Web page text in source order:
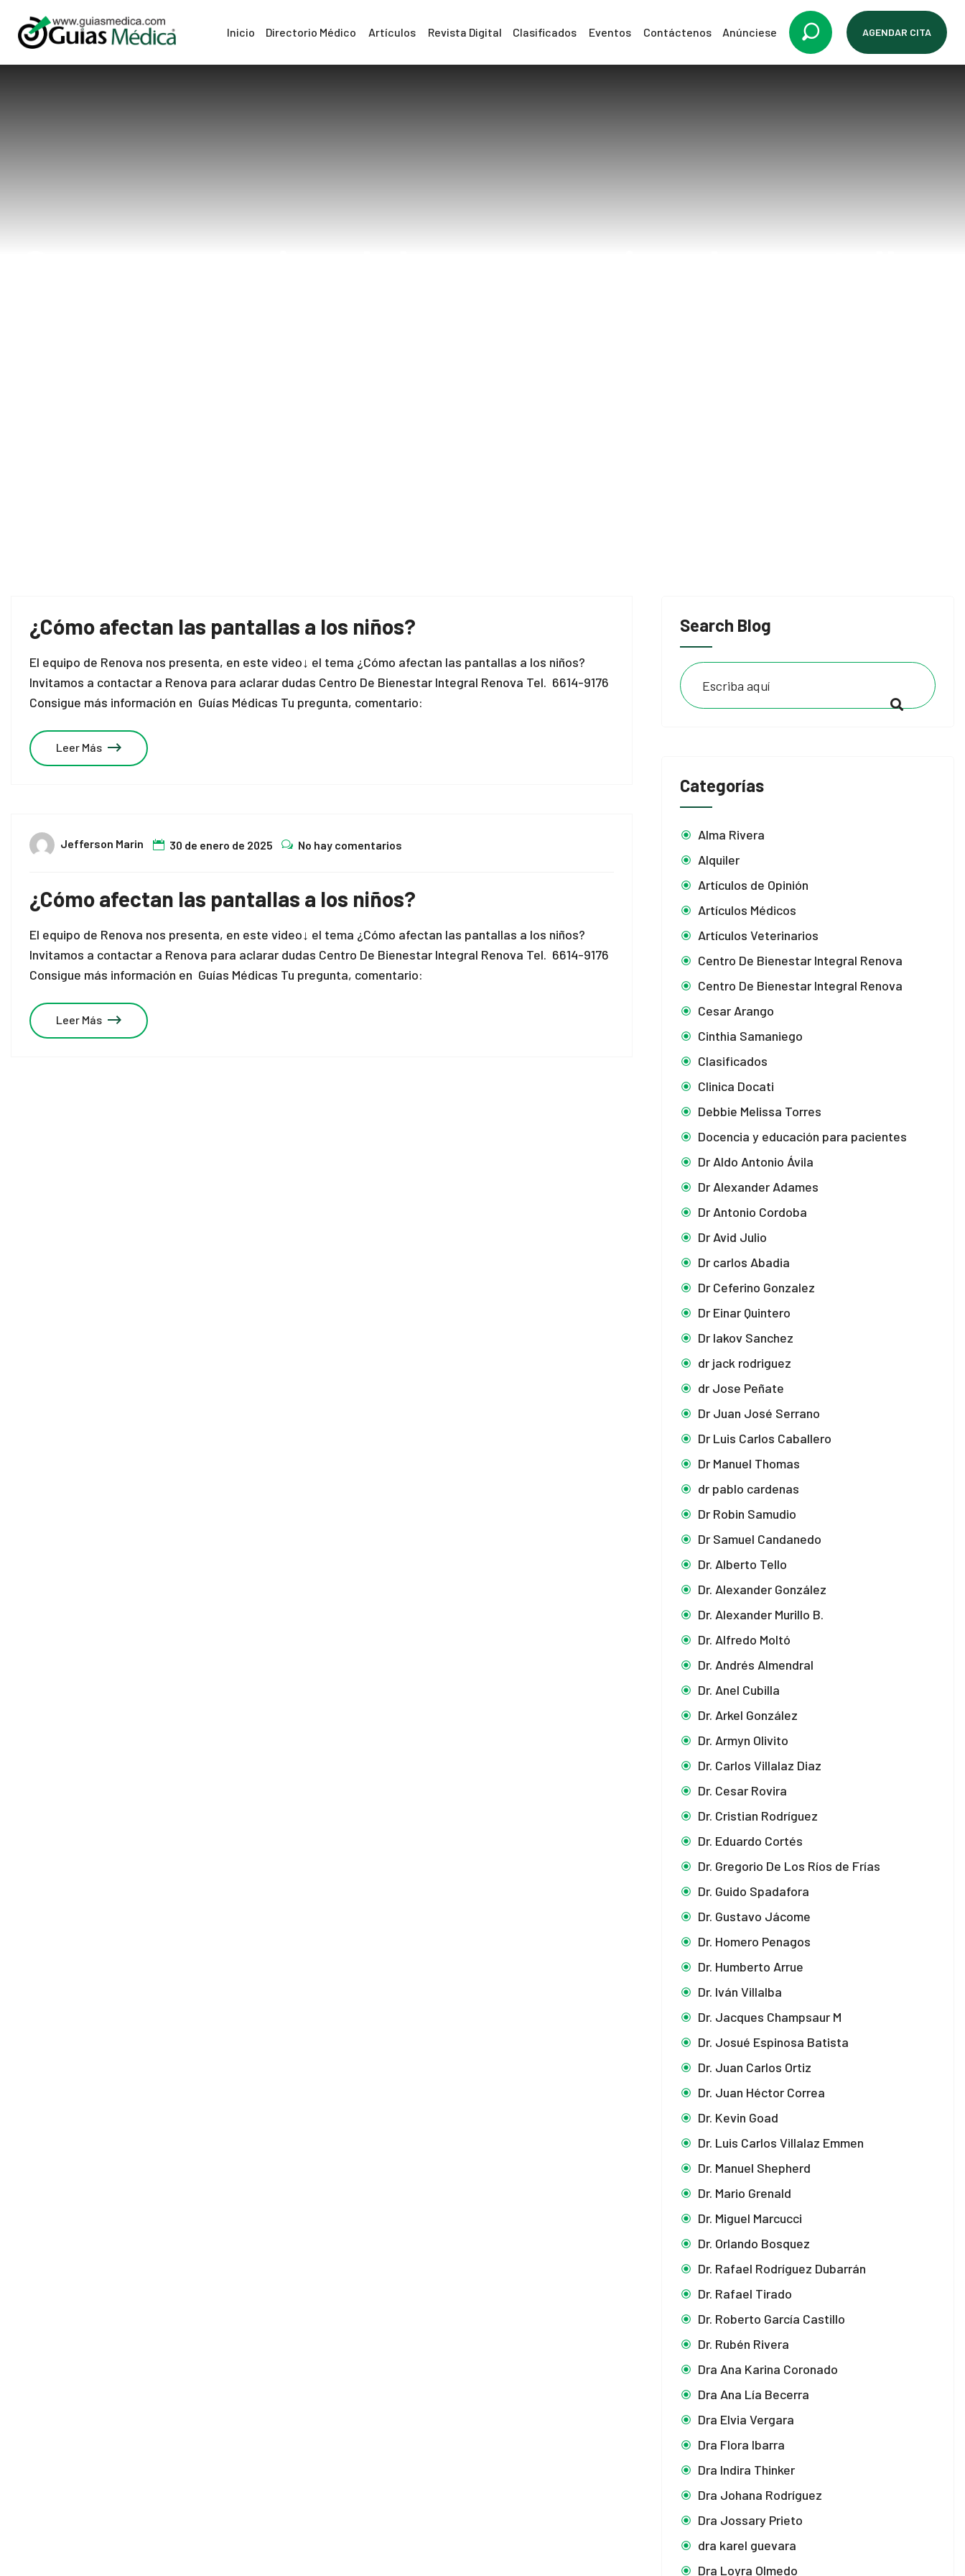
Inicio Directorio Médico Artículos Revista Digital Clasificados Eventos Contáctenos Anúnciese AGENDAR CITA
Search Blog
Categorías
Alma Rivera
Alquiler
Artículos de Opinión
Artículos Médicos
Artículos Veterinarios
Centro De Bienestar Integral Renova
Centro De Bienestar Integral Renova
Cesar Arango
Cinthia Samaniego
Clasificados
Clinica Docati
Debbie Melissa Torres
Docencia y educación para pacientes
Dr Aldo Antonio Ávila
Dr Alexander Adames
Dr Antonio Cordoba
Dr Avid Julio
Dr carlos Abadia
Dr Ceferino Gonzalez
Dr Einar Quintero
Dr Iakov Sanchez
dr jack rodriguez
dr Jose Peñate
Dr Juan José Serrano
Dr Luis Carlos Caballero
Dr Manuel Thomas
dr pablo cardenas
Dr Robin Samudio
Dr Samuel Candanedo
Dr. Alberto Tello
Dr. Alexander González
Dr. Alexander Murillo B.
Dr. Alfredo Moltó
Dr. Andrés Almendral
Dr. Anel Cubilla
Dr. Arkel González
Dr. Armyn Olivito
Dr. Carlos Villalaz Diaz
Dr. Cesar Rovira
Dr. Cristian Rodríguez
Dr. Eduardo Cortés
Dr. Gregorio De Los Ríos de Frías
Dr. Guido Spadafora
Dr. Gustavo Jácome
Dr. Homero Penagos
Dr. Humberto Arrue
Dr. Iván Villalba
Dr. Jacques Champsaur M
Dr. Josué Espinosa Batista
Dr. Juan Carlos Ortiz
Dr. Juan Héctor Correa
Dr. Kevin Goad
Dr. Luis Carlos Villalaz Emmen
Dr. Manuel Shepherd
Dr. Mario Grenald
Dr. Miguel Marcucci
Dr. Orlando Bosquez
Dr. Rafael Rodríguez Dubarrán
Dr. Rafael Tirado
Dr. Roberto García Castillo
Dr. Rubén Rivera
Dra Ana Karina Coronado
Dra Ana Lía Becerra
Dra Elvia Vergara
Dra Flora Ibarra
Dra Indira Thinker
Dra Johana Rodríguez
Dra Jossary Prieto
dra karel guevara
Dra Loyra Olmedo
¿Cómo afectan las pantallas a los niños?
El equipo de Renova nos presenta, en este video↓ el tema ¿Cómo afectan las pantallas a los niños?
Invitamos a contactar a Renova para aclarar dudas Centro De Bienestar Integral Renova Tel. 6614-9176
Consigue más información en Guías Médicas Tu pregunta, comentario:
Leer Más
Jefferson Marin 30 de enero de 2025 No hay comentarios
¿Cómo afectan las pantallas a los niños?
El equipo de Renova nos presenta, en este video↓ el tema ¿Cómo afectan las pantallas a los niños?
Invitamos a contactar a Renova para aclarar dudas Centro De Bienestar Integral Renova Tel. 6614-9176
Consigue más información en Guías Médicas Tu pregunta, comentario:
Leer Más